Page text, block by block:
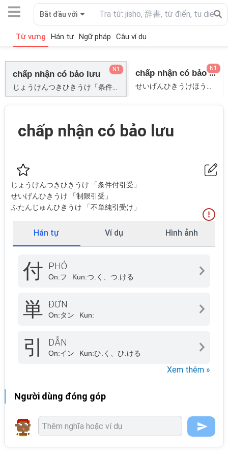
Bắt đầu với
Từ vựng Hán tự Ngữ pháp Câu ví dụ
chấp nhận có bảo lưu N1 chấp nhận có bảo lưu luật
N1
chấp nhận có bảo lưu
じょうけんつきひきうけ 「条件付引受」
せいげんひきうけ 「制限引受」
ふたんじゅんひきうけ 「不単純引受け」
Hán tự Ví dụ Hình ảnh
付 PHÓ
On:フ Kun:つ.く、つ.ける
単 ĐƠN
On:タン Kun:
引 DẪN
On:イン Kun:ひ.く、ひ.ける
Xem thêm »
Người dùng đóng góp